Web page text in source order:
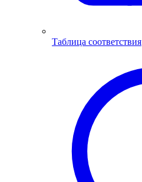
Таблица соответствия